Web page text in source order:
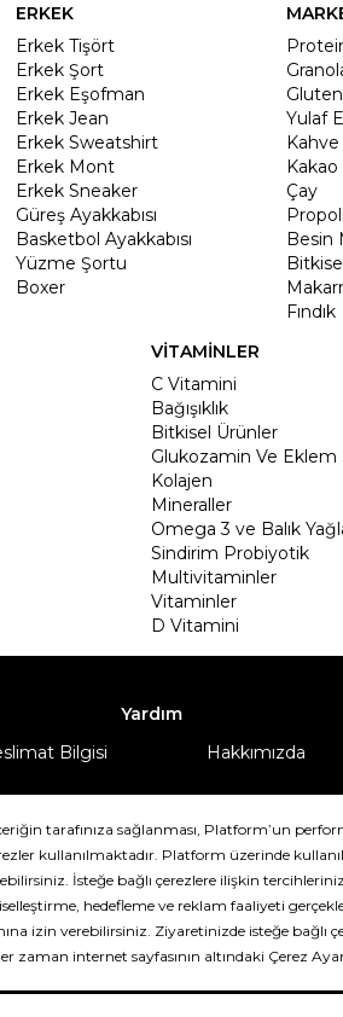
ERKEK
Erkek Tişört
Erkek Şort
Erkek Eşofman
Erkek Jean
Erkek Sweatshirt
Erkek Mont
Erkek Sneaker
Güreş Ayakkabısı
Basketbol Ayakkabısı
Yüzme Şortu
Boxer
Yulaf
Kahve
Kakao
Çay
Besin
Fındık
VİTAMİNLER
C Vitamini
Bağışıklık
Bitkisel Ürünler
Glukozamin Ve Eklem
Kolajen
Mineraller
Omega 3 ve Balık
Sindirim Probiyotik
Multivitaminler
Vitaminler
D Vitamini
Yardım
Bilgisi Hakkımızda
©️ 2022-2026. Tüm hakları saklıdır.